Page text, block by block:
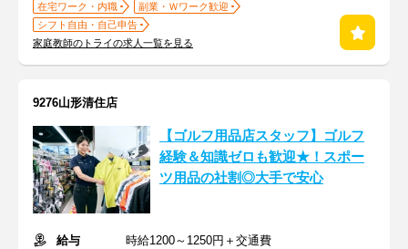
在宅ワーク・内職
副業・Ｗワーク歓迎
シフト自由・自己申告
家庭教師のトライの求人一覧を見る
9276山形清住店
【ゴルフ用品店スタッフ】ゴルフ
経験＆知識ゼロも歓迎★！スポー
ツ用品の社割◎大手で安心
給与
時給1200～1250円＋交通費